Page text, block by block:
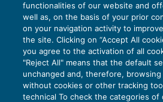
Legittimo il licenziamento
superiore gerarchico
CESSAZIONE DEL RAPPORTO,
GIORNO
functionalities of our website and
well as, on the basis of your prior
on your navigation activity to
the site. Clicking on “Accept All
you agree to the activation of all
"Reject All" means that the default
unchanged and, therefore,
without cookies or other tracking
technical To check the categories of